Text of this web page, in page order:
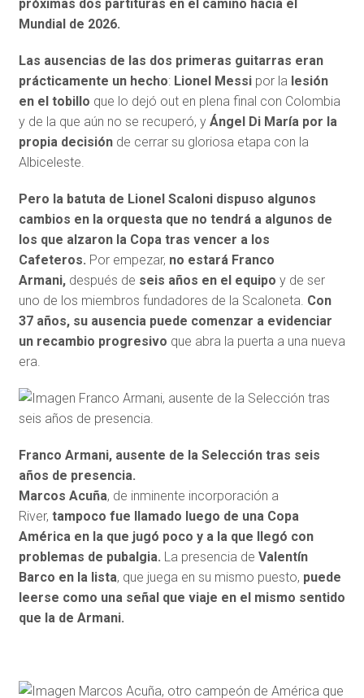
próximas dos partituras en el camino hacia el
Mundial de 2026.
Las ausencias de las dos primeras guitarras eran
prácticamente un hecho: Lionel Messipor la lesión
en el tobillo que lo dejó out en plena final con Colombia
y de la que aún no se recuperó, y Ángel Di María por la
propia decisiónde cerrar su gloriosa etapa con la
Albiceleste.
Pero la batuta de Lionel Scaloni dispuso algunos
cambios en la orquesta que no tendrá a algunos de
los que alzaron la Copa tras vencer a los
Cafeteros. Por empezar, no estará Franco
Armani,después de seis años en el equipo y de ser
uno de los miembros fundadores de la Scaloneta. Con
37 años, su ausencia puede comenzar a evidenciar
un recambio progresivo que abra la puerta a una nueva
era.
Franco Armani, ausente de la Selección tras seis
años de presencia.
Marcos Acuña, de inminente incorporación a
River, tampoco fue llamado luego de una Copa
América en la que jugó poco y a la que llegó con
problemas de pubalgia. La presencia de Valentín
Barco en la lista, que juega en su mismo puesto, puede
leerse como una señal que viaje en el mismo sentido
que la de Armani.